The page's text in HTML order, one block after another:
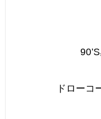
ドローコ